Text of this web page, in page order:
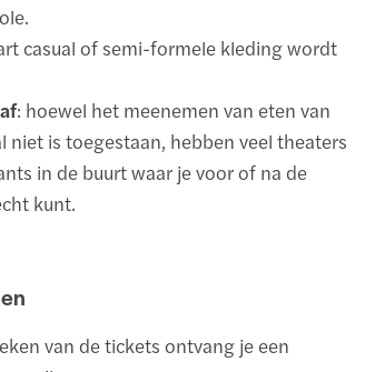
casual of semi-formele kleding wordt
: hoewel het meenemen van eten van
niet is toegestaan, hebben veel theaters
in de buurt waar je voor of na de
kunt.
van de tickets ontvang je een